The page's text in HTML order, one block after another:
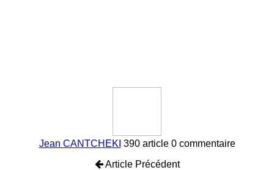
Jean CANTCHEKI 390 article 0 commentaire
Article Précédent